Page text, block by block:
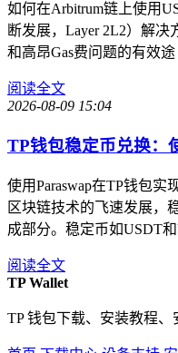
如何在Arbitrum链上使用
断发展，Layer 2L2）解
和高昂Gas费问题的有效途
阅读全文
2026-08-09 15:04
TP钱包稳定币兑换：
使用Paraswap在TP钱包实
区块链技术的飞速发展，
成部分。稳定币如USDT
阅读全文
TP Wallet
TP 钱包下载、安装教程、